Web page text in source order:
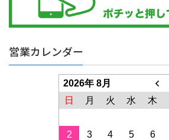
営業カレンダー
2026年 8月
日
月 火 水 木
2
3 4 5 6